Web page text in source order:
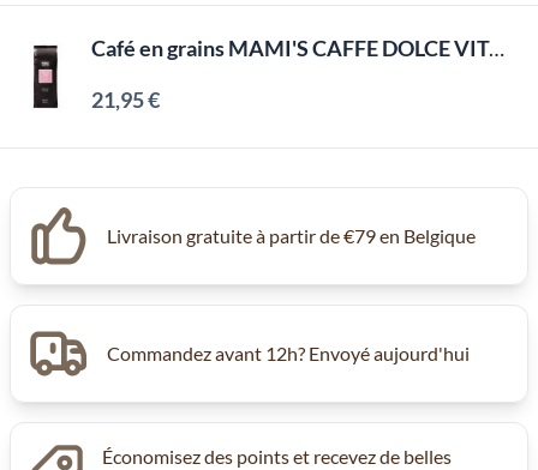
Café en grains MAMI'S CAFFE DOLCE VITA (1kg)
21,95 €
Livraison gratuite à partir de €79 en Belgique
Commandez avant 12h? Envoyé aujourd'hui
Économisez des points et recevez de belles